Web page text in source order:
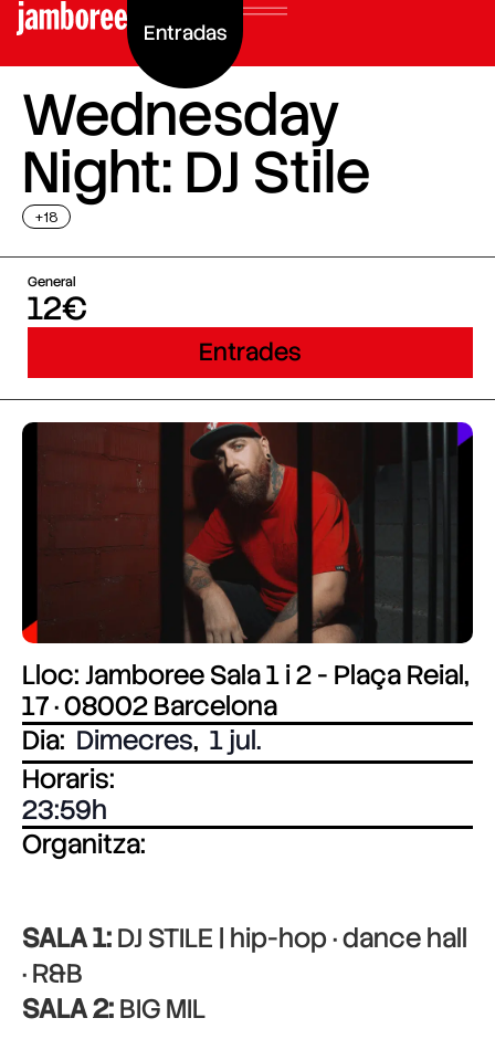
Entradas
Wednesday
Night: DJ Stile
+18
General
12€
Entrades
Lloc: Jamboree Sala 1 i 2 - Plaça Reial,
17 · 08002 Barcelona
Dia: Dimecres, 1 jul.
Horaris:
23:59
Organitza:
SALA 1:DJ STILE | hip-hop · dance hall
· R&B
SALA 2:BIG MIL